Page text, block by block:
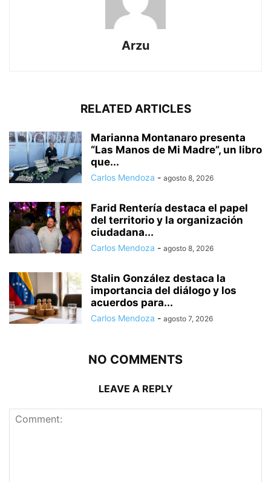
Arzu
RELATED ARTICLES
Marianna Montanaro presenta
“Las Manos de Mi Madre”, un libro
que...
Carlos Mendoza - agosto 8, 2026
Farid Rentería destaca el papel
del territorio y la organización
ciudadana...
Carlos Mendoza - agosto 8, 2026
Stalin González destaca la
importancia del diálogo y los
acuerdos para...
Carlos Mendoza - agosto 7, 2026
NO COMMENTS
LEAVE A REPLY